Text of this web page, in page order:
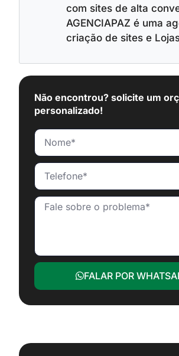
com sites de alta
AGENCIAPAZ é uma
criação de sites e
Não encontrou? solicite um
personalizado!
FALAR POR